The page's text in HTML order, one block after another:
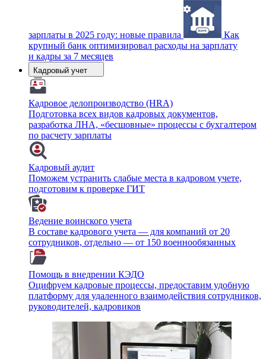
зарплаты в 2025 году: новые правила
Как
крупный банк оптимизировал расходы на зарплату
и кадры за 7 месяцев
Кадровый учет
Кадровое делопроизводство (HRA)
Подготовка всех видов кадровых документов,
разработка ЛНА, «бесшовные» процессы с бухгалтером
по расчету зарплаты
Кадровый аудит
Поможем устранить слабые места в кадровом учете,
подготовим к проверке ГИТ
Ведение воинского учета
В составе кадрового учета — для компаний от 20
сотрудников, отдельно — от 150 военнообязанных
Помощь в внедрении КЭДО
Оцифруем кадровые процессы, предоставим удобную
платформу для удаленного взаимодействия сотрудников,
руководителей, кадровиков